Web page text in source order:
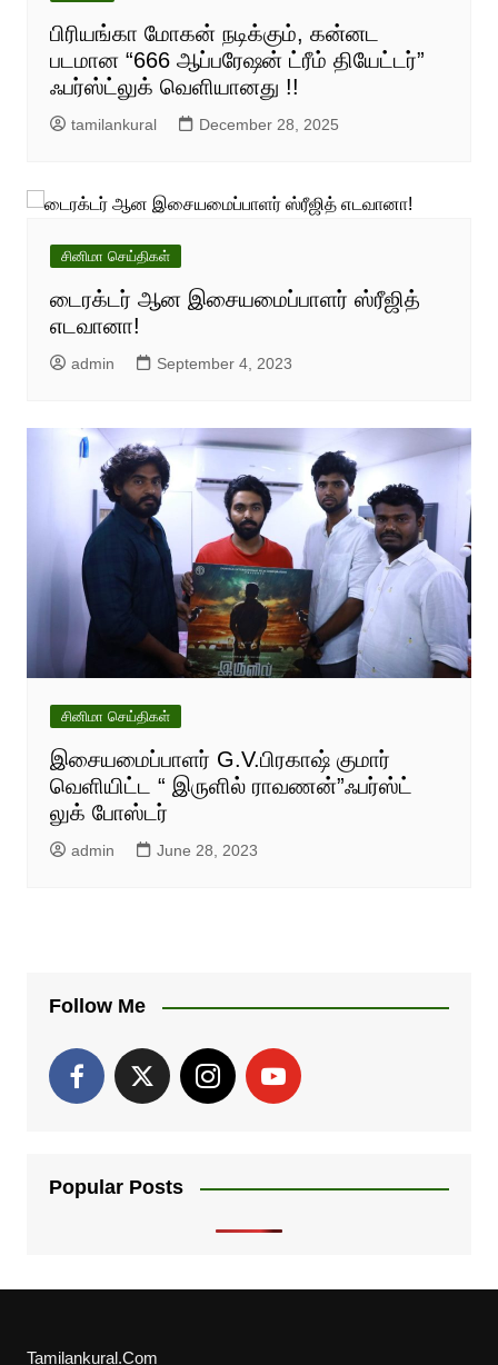
பிரியங்கா மோகன் நடிக்கும், கன்னட
படமான “666 ஆப்பரேஷன் ட்ரீம் தியேட்டர்”
ஃபர்ஸ்ட்லுக் வெளியானது !!
tamilankural December 28, 2025
சினிமா செய்திகள்
டைரக்டர் ஆன இசையமைப்பாளர் ஸ்ரீஜித்
எடவானா!
admin September 4, 2023
சினிமா செய்திகள்
இசையமைப்பாளர் G.V.பிரகாஷ் குமார்
வெளியிட்ட “ இருளில் ராவணன்”ஃபர்ஸ்ட்
லுக் போஸ்டர்
admin June 28, 2023
Follow Me
Popular Posts
Tamilankural.Com